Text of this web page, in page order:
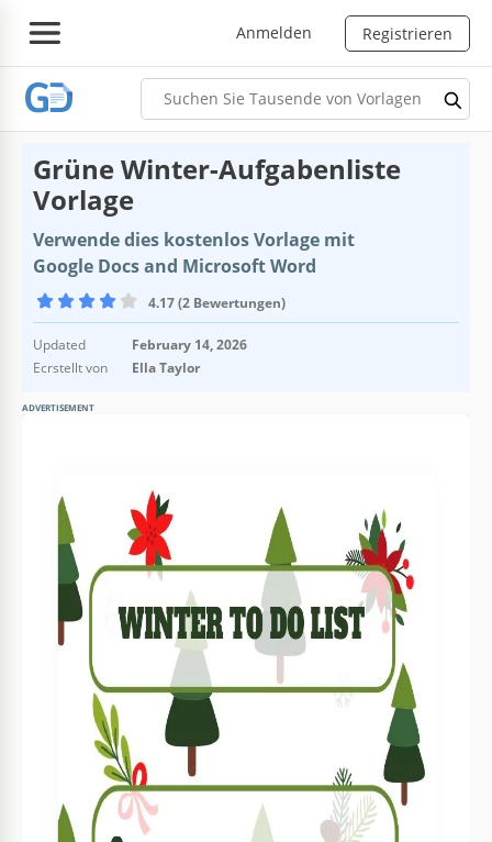
Anmelden Registrieren
Grüne Winter-Aufgabenliste
Vorlage
Verwende dies kostenlos Vorlage mit
Google Docs and Microsoft Word
4.17 (2 Bewertungen)
Updated
February 14, 2026
Ecrstellt von
Ella Taylor
ADVERTISEMENT